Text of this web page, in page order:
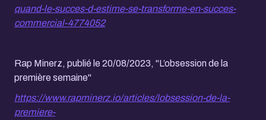
quand-le-succes-d-estime-se-transforme-en-succes-
commercial-4774052
Rap Minerz, publié le 20/08/2023, "L’obsession de la
première semaine"
https://www.rapminerz.io/articles/lobsession-de-la-
premiere-